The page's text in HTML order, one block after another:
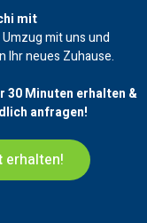
mit
mit uns und
Ihr neues Zuhause.
30 Minuten erhalten &
anfragen!
erhalten!